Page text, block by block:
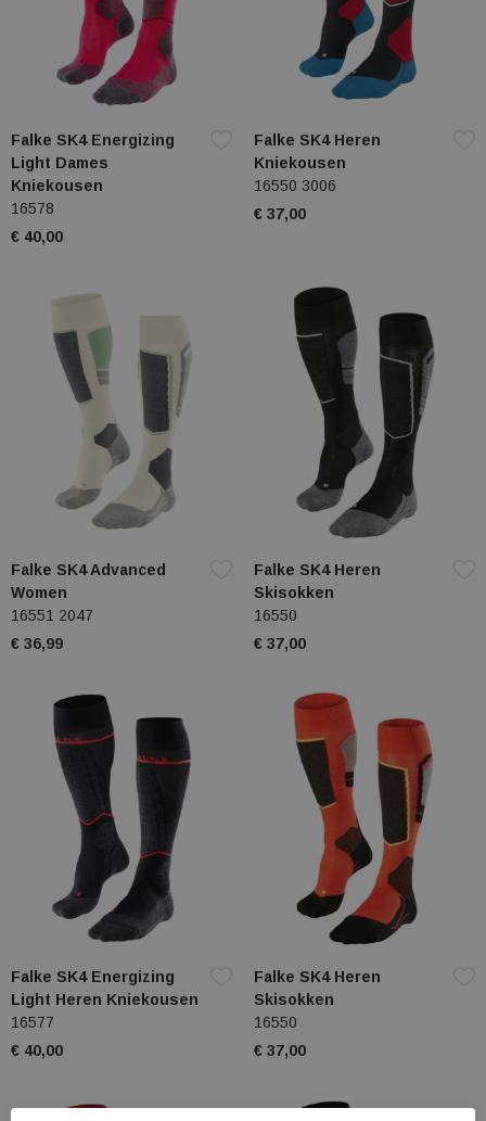
Falke SK4 Energizing
Light Dames
Kniekousen
16578
€ 40,00
Falke SK4 Heren
Kniekousen
16550 3006
€ 37,00
Falke SK4 Advanced
Women
16551 2047
€ 36,99
Falke SK4 Heren
Skisokken
16550
€ 37,00
Falke SK4 Energizing
Light Heren Kniekousen
16577
€ 40,00
Falke SK4 Heren
Skisokken
16550
€ 37,00